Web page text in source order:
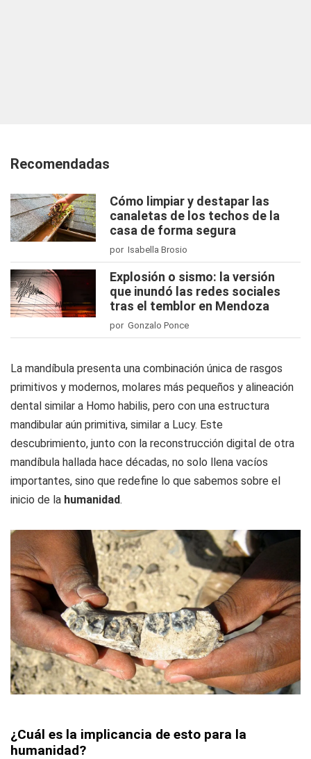
Recomendadas
Cómo limpiar y destapar las
canaletas de los techos de la
casa de forma segura
por Isabella Brosio
Explosión o sismo: la versión
que inundó las redes sociales
tras el temblor en Mendoza
por Gonzalo Ponce
La mandíbula presenta una combinación única de rasgos
primitivos y modernos, molares más pequeños y alineación
dental similar a Homo habilis, pero con una estructura
mandibular aún primitiva, similar a Lucy. Este
descubrimiento, junto con la reconstrucción digital de otra
mandíbula hallada hace décadas, no solo llena vacíos
importantes, sino que redefine lo que sabemos sobre el
inicio de la humanidad.
¿Cuál es la implicancia de esto para la
humanidad?